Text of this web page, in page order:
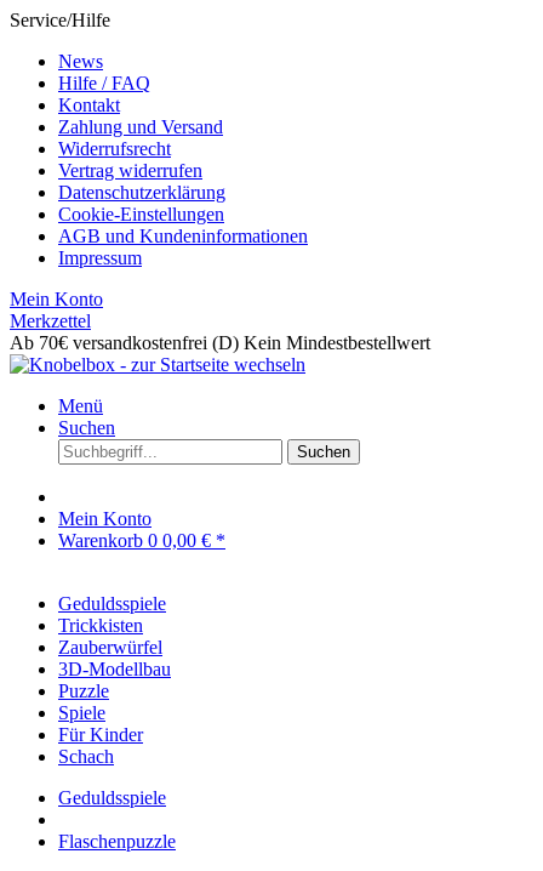
Service/Hilfe
News
Hilfe / FAQ
Kontakt
Zahlung und Versand
Widerrufsrecht
Vertrag widerrufen
Datenschutzerklärung
Cookie-Einstellungen
AGB und Kundeninformationen
Impressum
Mein Konto
Merkzettel
Ab 70€ versandkostenfrei (D) Kein Mindestbestellwert
Menü
Suchen
Suchen
Mein Konto
Warenkorb 0 0,00 € *
Geduldsspiele
Trickkisten
Zauberwürfel
3D-Modellbau
Puzzle
Spiele
Für Kinder
Schach
Geduldsspiele
Flaschenpuzzle